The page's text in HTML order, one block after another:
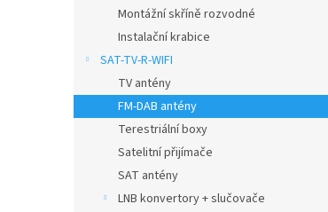
Montážní skříně rozvodné
Instalační krabice
SAT-TV-R-WIFI
TV antény
FM-DAB antény
Terestriální boxy
Satelitní přijímače
SAT antény
LNB konvertory + slučovače